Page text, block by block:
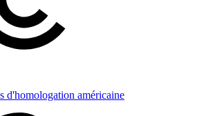
d'homologation américaine